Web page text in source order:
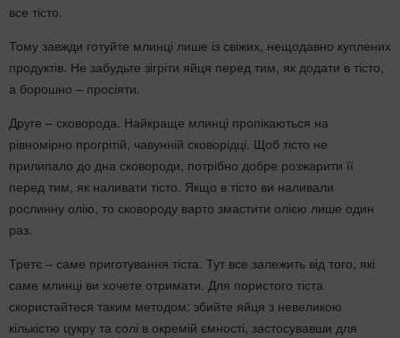
все тісто.
Тому завжди готуйте млинці лише із свіжих, нещодавно куплених
продуктів. Не забудьте зігріти яйця перед тим, як додати в тісто,
а борошно – просіяти.
Друге – сковорода. Найкраще млинці пропікаються на
рівномірно прогрітій, чавунній сковорідці. Щоб тісто не
прилипало до дна сковороди, потрібно добре розжарити її
перед тим, як наливати тісто. Якщо в тісто ви наливали
рослинну олію, то сковороду варто змастити олією лише один
раз.
Третє – саме приготування тіста. Тут все залежить від того, які
саме млинці ви хочете отримати. Для пористого тіста
скористайтеся таким методом: збийте яйця з невеликою
кількістю цукру та солі в окремій ємності, застосувавши для